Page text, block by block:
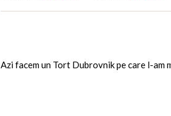
Azi facem un Tort Dubrovnik pe care l-am